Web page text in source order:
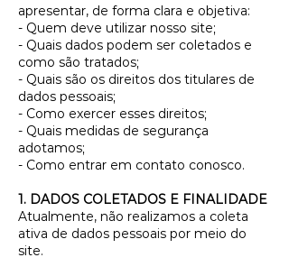
apresentar, de forma clara e objetiva:
- Quem deve utilizar nosso site;
- Quais dados podem ser coletados e
como são tratados;
- Quais são os direitos dos titulares de
dados pessoais;
- Como exercer esses direitos;
- Quais medidas de segurança
adotamos;
- Como entrar em contato conosco.
1. DADOS COLETADOS E FINALIDADE
Atualmente, não realizamos a coleta
ativa de dados pessoais por meio do
site.